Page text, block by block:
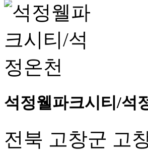
석정웰파크시티/석
전북 고창군 고